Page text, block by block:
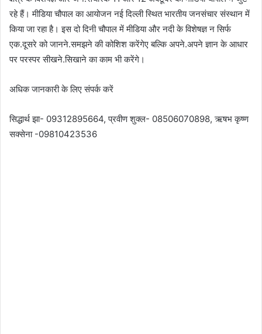
रहे हैं। मीडिया चौपाल का आयोजन नई दिल्ली स्थित भारतीय जनसंचार संस्थान में
किया जा रहा है। इस दो दिनी चौपाल में मीडिया और नदी के विशेषज्ञ न सिर्फ
एक.दूसरे को जानने.समझने की कोशिश करेंगेए बल्कि अपने.अपने ज्ञान के आधार
पर परस्पर सीखने.सिखाने का काम भी करेंगे।
अधिक जानकारी के लिए संपर्क करें
सिद्धार्थ झा- 09312895664, प्रवीण शुक्ल- 08506070898, ऋषभ कृष्ण
सक्सेना -09810423536